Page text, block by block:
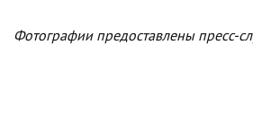
Фотографии предоставлены пресс-